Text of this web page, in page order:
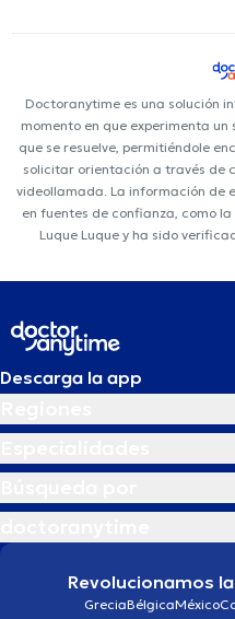
Doctoranytime es una solución
momento en que experimenta
que se resuelve, permitiéndole
solicitar orientación a través de
videollamada. La información de
en fuentes de confianza, como
Luque Luque y ha sido
Descarga la app
Revolucionamos
GreciaBélgicaMéxico